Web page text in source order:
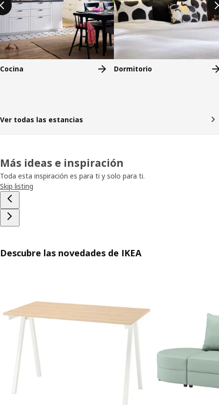
Cocina Dormitorio
Ver todas las estancias
Más ideas e inspiración
Toda esta inspiración es para ti y solo para ti.
Skip listing
Descubre las novedades de IKEA